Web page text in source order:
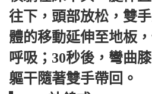
往下，頭部放松，雙
體的移動延伸至地板
呼吸；30秒後，彎曲
軀干隨著雙手帶回。